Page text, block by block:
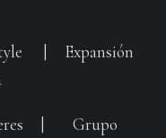
Expansión
Grupo